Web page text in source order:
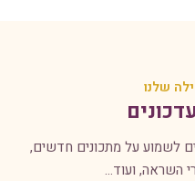
שלנו
לשמוע על מתכונים חדשים,
השראה, ועוד...